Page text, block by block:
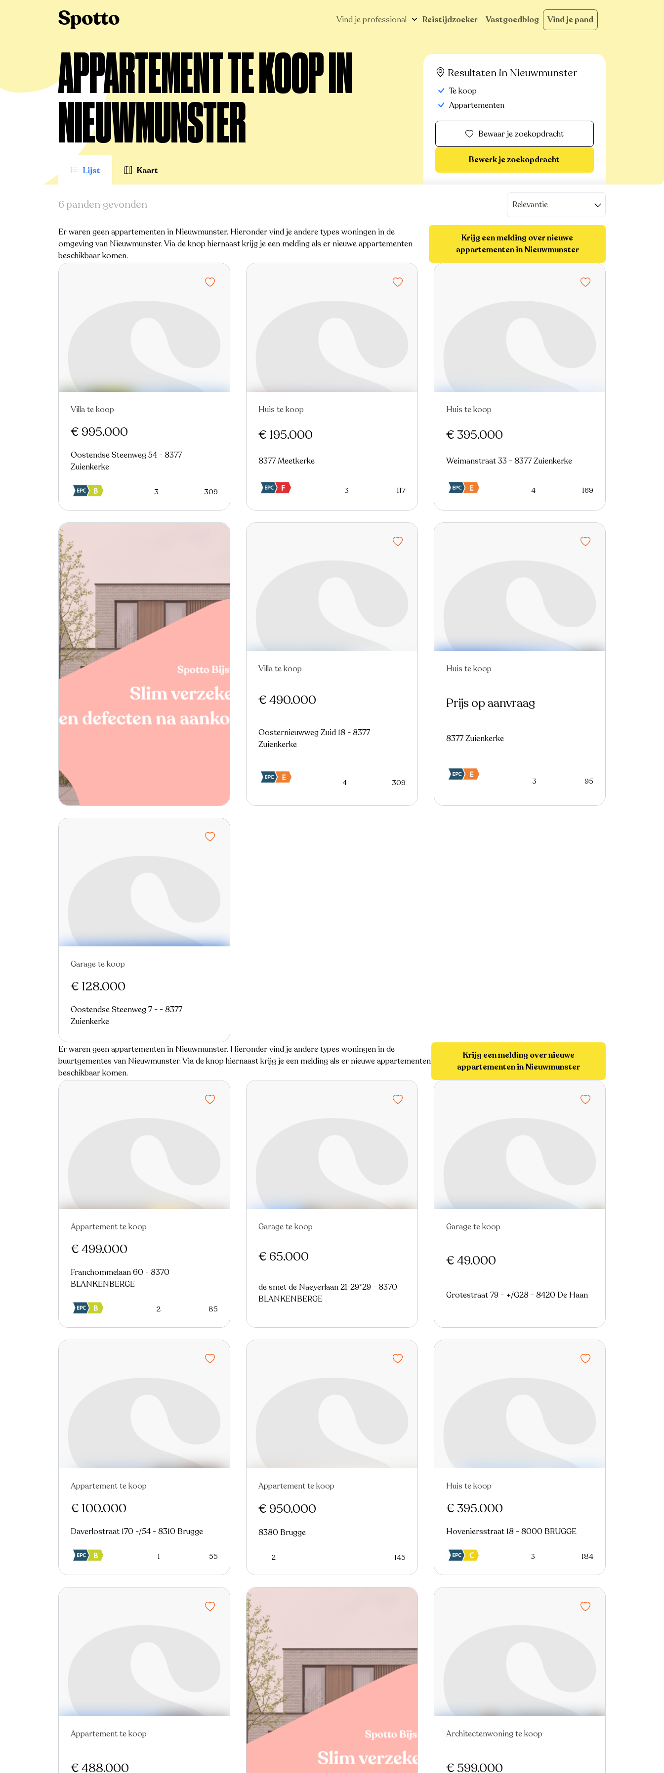
Vind je professional Reistijdzoeker Vastgoedblog Vind je pand
APPARTEMENT TE KOOP IN
NIEUWMUNSTER
Lijst Kaart
Resultaten in Nieuwmunster
Te koop
Appartementen
Bewaar je zoekopdracht
Bewerk je zoekopdracht
6 panden gevonden Relevantie
Er waren geen appartementen in Nieuwmunster. Hieronder vind je andere types woningen in de
omgeving van Nieuwmunster. Via de knop hiernaast krijg je een melding als er nieuwe appartementen
beschikbaar komen.
Krijg een melding over nieuwe
appartementen in Nieuwmunster
Villa te koop
€ 995.000
Oostendse Steenweg 54 - 8377
Zuienkerke
3 309
Huis te koop
€ 195.000
8377 Meetkerke
3 117
Huis te koop
€ 395.000
Weimanstraat 33 - 8377 Zuienkerke
4 169
Villa te koop
€ 490.000
Oosternieuwweg Zuid 18 - 8377
Zuienkerke
4 309
In optie
Huis te koop
Prijs op aanvraag
8377 Zuienkerke
3 95
Garage te koop
€ 128.000
Oostendse Steenweg 7 - - 8377
Zuienkerke
Er waren geen appartementen in Nieuwmunster. Hieronder vind je andere types woningen in de
buurtgementes van Nieuwmunster. Via de knop hiernaast krijg je een melding als er nieuwe appartementen
beschikbaar komen.
Krijg een melding over nieuwe
appartementen in Nieuwmunster
Nieuw
Appartement te koop
€ 499.000
Franchommelaan 60 - 8370
BLANKENBERGE
2 85
Nieuw
Garage te koop
€ 65.000
de smet de Naeyerlaan 21-29*29 - 8370
BLANKENBERGE
Nieuw
Garage te koop
€ 49.000
Grotestraat 79 - +/G28 - 8420 De Haan
Nieuw
Appartement te koop
€ 100.000
Daverlostraat 170 -/54 - 8310 Brugge
1 55
Nieuw
Appartement te koop
€ 950.000
8380 Brugge
2 145
Nieuw
Huis te koop
€ 395.000
Hoveniersstraat 18 - 8000 BRUGGE
3 184
Nieuw Virtual tour
Appartement te koop
€ 488.000
Nieuw
Architectenwoning te koop
€ 599.000